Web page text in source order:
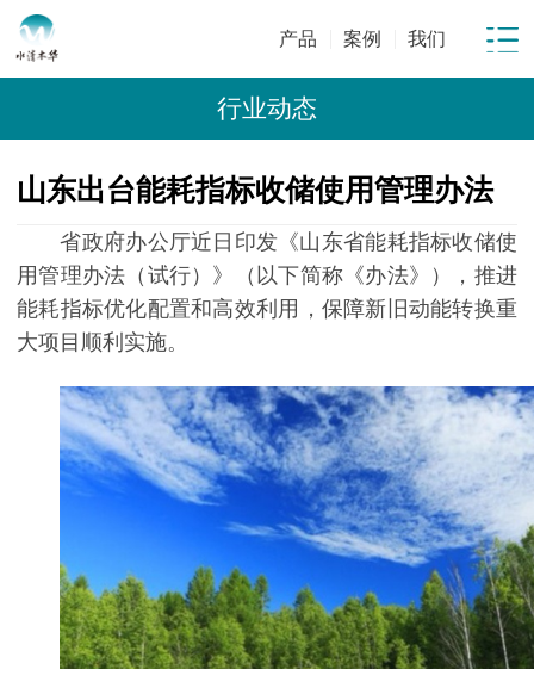
产品 案例 我们
行业动态
山东出台能耗指标收储使用管理办法
省政府办公厅近日印发《山东省能耗指标收储使
用管理办法（试行）》（以下简称《办法》），推进
能耗指标优化配置和高效利用，保障新旧动能转换重
大项目顺利实施。